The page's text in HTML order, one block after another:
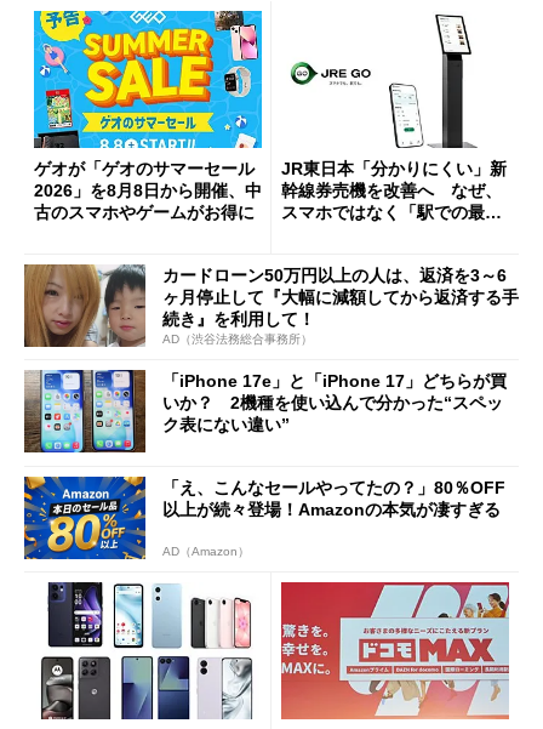
ゲオが「ゲオのサマーセール
2026」を8月8日から開催、中
古のスマホやゲームがお得に
JR東日本「分かりにくい」新
幹線券売機を改善へ なぜ、
スマホではなく「駅での最短
カードローン50万円以上の人は、返済を3～6
ヶ月停止して『大幅に減額してから返済する手
続き』を利用して！
AD（渋谷法務総合事務所）
「iPhone 17e」と「iPhone 17」どちらが買
いか？ 2機種を使い込んで分かった“スペッ
ク表にない違い”
「え、こんなセールやってたの？」80％OFF
以上が続々登場！Amazonの本気が凄すぎる
AD（Amazon）